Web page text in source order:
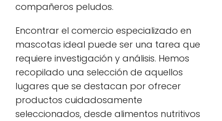
compañeros peludos.
Encontrar el comercio especializado en
mascotas ideal puede ser una tarea que
requiere investigación y análisis. Hemos
recopilado una selección de aquellos
lugares que se destacan por ofrecer
productos cuidadosamente
seleccionados, desde alimentos nutritivos